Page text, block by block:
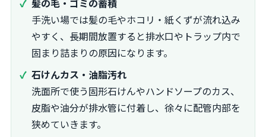
髪の毛・ゴミの蓄積
手洗い場では髪の毛やホコリ・紙くずが流れ込み
やすく、長期間放置すると排水口やトラップ内で
固まり詰まりの原因になります。
石けんカス・油脂汚れ
洗面所で使う固形石けんやハンドソープのカス、
皮脂や油分が排水管に付着し、徐々に配管内部を
狭めていきます。